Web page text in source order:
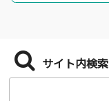
サイト内検索